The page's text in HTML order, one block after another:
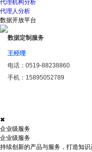
代理机构分析
代理人分析
数据开放平台
数据定制服务
王经理
电话： 0519-88238860
手机： 15895052789
✖
企业级服务
企业级服务
持续创新的产品与服务，打造知